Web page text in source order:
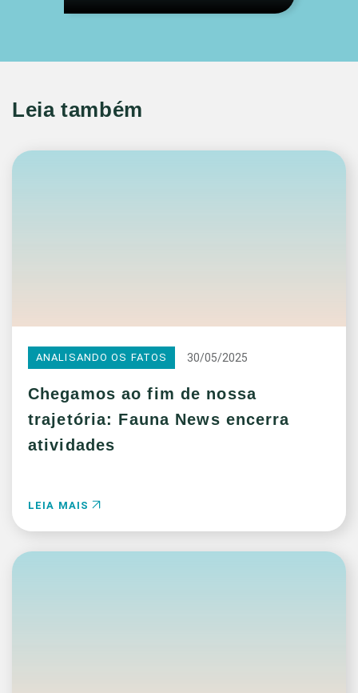
Leia também
ANALISANDO OS FATOS 30/05/2025
Chegamos ao fim de nossa
trajetória: Fauna News encerra
atividades
LEIA MAIS